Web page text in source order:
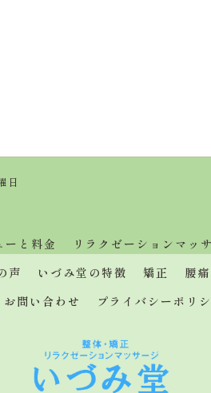
日
ーと料金 リラクゼーションマッ
声 いづみ堂の特徴 矯正 腰痛
お問い合わせ プライバシーポリ